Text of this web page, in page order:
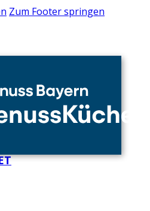
Zum Footer springen